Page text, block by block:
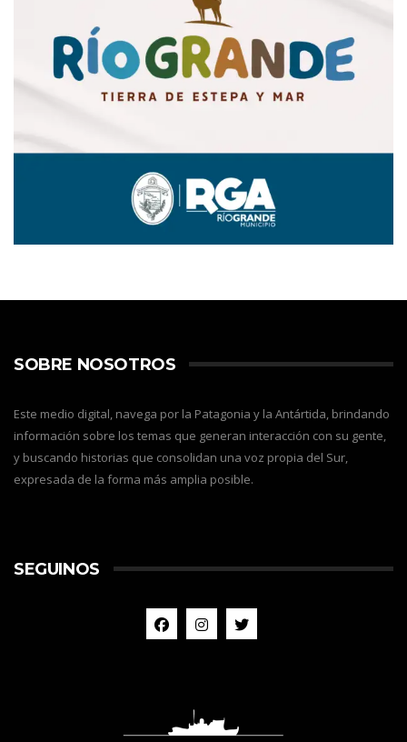
SOBRE NOSOTROS
Este medio digital, navega por la Patagonia y la Antártida, brindando
información sobre los temas que generan interacción con su gente,
y buscando historias que consolidan una voz propia del Sur,
expresada de la forma más amplia posible.
SEGUINOS